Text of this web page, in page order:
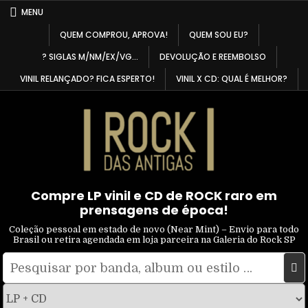
SkipMENU
QUEM COMPROU, APROVA!
QUEM SOU EU?
? SIGLAS M/NM/EX/VG…
DEVOLUÇÃO E REEMBOLSO
VINIL RELANÇADO? FICA ESPERTO!
VINIL X CD: QUAL É MELHOR?
Compre LP vinil e CD de ROCK raro em
prensagens de época!
Coleção pessoal em estado de novo (Near Mint) – Envio para todo
Brasil ou retira agendada em loja parceira na Galeria do Rock SP
Pesquisar
tipo